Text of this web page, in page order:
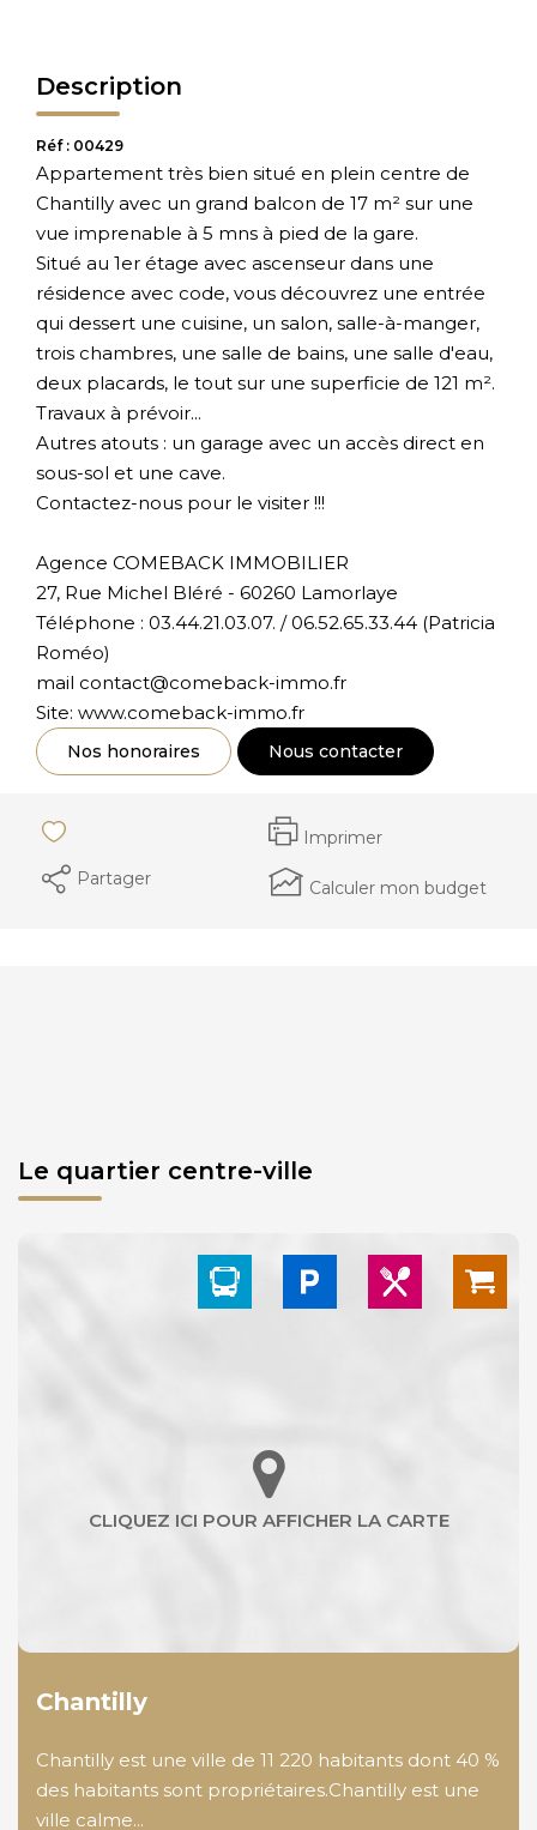
Description
Réf : 00429
Appartement très bien situé en plein centre de
Chantilly avec un grand balcon de 17 m² sur une
vue imprenable à 5 mns à pied de la gare.
Situé au 1er étage avec ascenseur dans une
résidence avec code, vous découvrez une entrée
qui dessert une cuisine, un salon, salle-à-manger,
trois chambres, une salle de bains, une salle d'eau,
deux placards, le tout sur une superficie de 121 m².
Travaux à prévoir...
Autres atouts : un garage avec un accès direct en
sous-sol et une cave.
Contactez-nous pour le visiter !!!
Agence COMEBACK IMMOBILIER
27, Rue Michel Bléré - 60260 Lamorlaye
Téléphone : 03.44.21.03.07. / 06.52.65.33.44 (Patricia
Roméo)
mail contact@comeback-immo.fr
Site: www.comeback-immo.fr
Nos honoraires Nous contacter
Imprimer
Partager
Calculer mon budget
Le quartier centre-ville
Chantilly
Chantilly est une ville de 11 220 habitants dont 40 %
des habitants sont propriétaires.Chantilly est une
ville calme...